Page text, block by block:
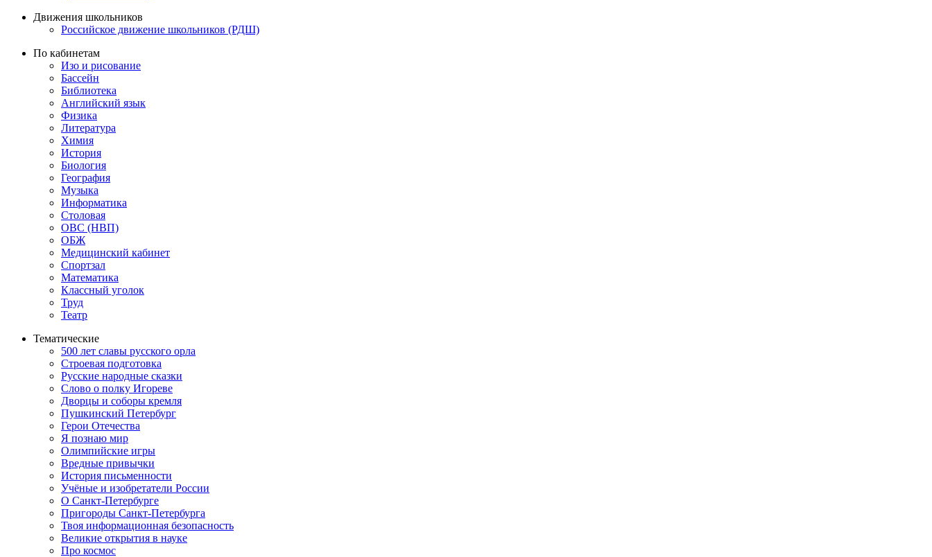
Движения школьников
Российское движение школьников (РДШ)
По кабинетам
Изо и рисование
Бассейн
Библиотека
Английский язык
Физика
Литература
Химия
История
Биология
География
Музыка
Информатика
Столовая
ОВС (НВП)
ОБЖ
Медицинский кабинет
Спортзал
Математика
Классный уголок
Труд
Театр
Тематические
500 лет славы русского орла
Строевая подготовка
Русские народные сказки
Слово о полку Игореве
Дворцы и соборы кремля
Пушкинский Петербург
Герои Отечества
Я познаю мир
Олимпийские игры
Вредные привычки
История письменности
Учёные и изобретатели России
О Санкт-Петербурге
Пригороды Санкт-Петербурга
Твоя информационная безопасность
Великие открытия в науке
Про космос